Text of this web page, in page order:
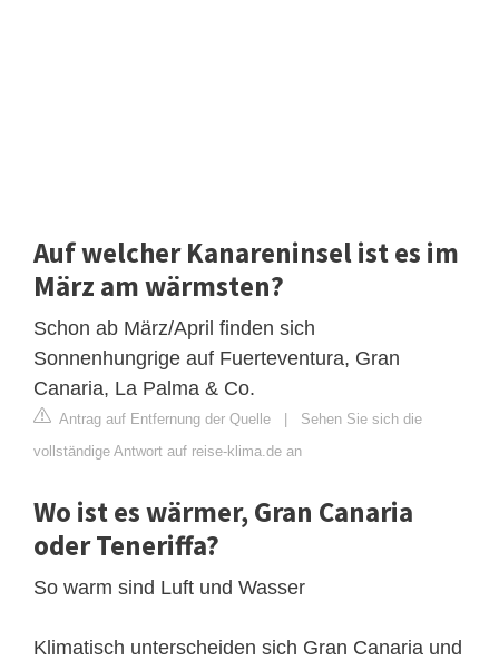
Auf welcher Kanareninsel ist es im
März am wärmsten?
Schon ab März/April finden sich
Sonnenhungrige auf Fuerteventura, Gran
Canaria, La Palma & Co.
Antrag auf Entfernung der Quelle
Sehen Sie sich die
vollständige Antwort auf reise-klima.de an
Wo ist es wärmer, Gran Canaria
oder Teneriffa?
So warm sind Luft und Wasser
Klimatisch unterscheiden sich Gran Canaria und